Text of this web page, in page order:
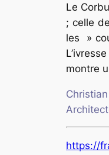
Le
; celle
les »
montre
https://